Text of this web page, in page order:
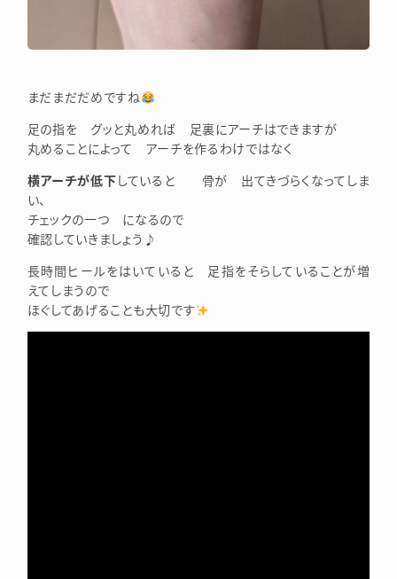
まだまだだめですね
足の指を グッと丸めれば 足裏にアーチはできますが
丸めることによって アーチを作るわけではなく
横アーチが低下していると 骨が 出てきづらくなってしま
い、
チェックの一つ になるので
確認していきましょう♪
長時間ヒールをはいていると 足指をそらしていることが増
えてしまうので
ほぐしてあげることも大切です